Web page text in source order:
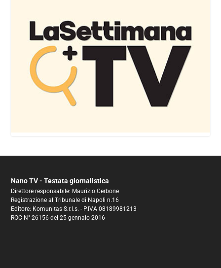
Nano TV - Testata giornalistica
Direttore responsabile: Maurizio Cerbone
Registrazione al Tribunale di Napoli n.16
Editore: Komunitas S.r.l.s. - P.IVA 08189981213
ROC N° 26156 del 25 gennaio 2016